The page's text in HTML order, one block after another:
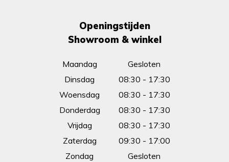
Openingstijden
Showroom & winkel
Maandag
Dinsdag
Woensdag
Donderdag
Vrijdag
Zaterdag
Zondag
Gesloten
08:30 - 17:30
08:30 - 17:30
08:30 - 17:30
08:30 - 17:30
09:30 - 17:00
Gesloten